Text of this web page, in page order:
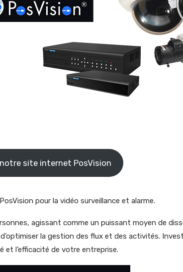
site internet PosVision
pour la vidéo surveillance et alarme.
agissant comme un puissant moyen de
la gestion des flux et des activités.
et l’efficacité de votre entreprise.